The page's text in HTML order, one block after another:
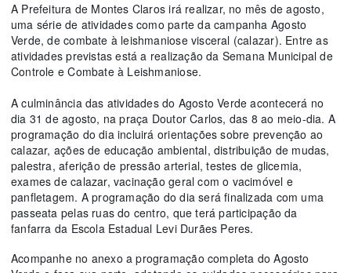
A Prefeitura de Montes Claros irá realizar, no mês de agosto,
uma série de atividades como parte da campanha Agosto
Verde, de combate à leishmaniose visceral (calazar). Entre as
atividades previstas está a realização da Semana Municipal de
Controle e Combate à Leishmaniose.
A culminância das atividades do Agosto Verde acontecerá no
dia 31 de agosto, na praça Doutor Carlos, das 8 ao meio-dia. A
programação do dia incluirá orientações sobre prevenção ao
calazar, ações de educação ambiental, distribuição de mudas,
palestra, aferição de pressão arterial, testes de glicemia,
exames de calazar, vacinação geral com o vacimóvel e
panfletagem. A programação do dia será finalizada com uma
passeata pelas ruas do centro, que terá participação da
fanfarra da Escola Estadual Levi Durães Peres.
Acompanhe no anexo a programação completa do Agosto